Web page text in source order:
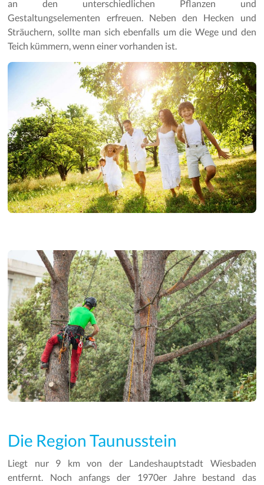
an den unterschiedlichen Pflanzen und
Gestaltungselementen erfreuen. Neben den Hecken und
Sträuchern, sollte man sich ebenfalls um die Wege und den
Teich kümmern, wenn einer vorhanden ist.
Die Region Taunusstein
Liegt nur 9 km von der Landeshauptstadt Wiesbaden
entfernt. Noch anfangs der 1970er Jahre bestand das